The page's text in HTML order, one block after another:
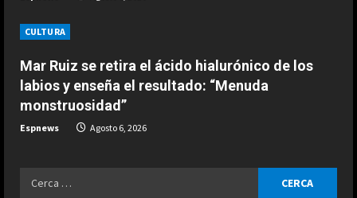
CULTURA
Mar Ruiz se retira el ácido hialurónico de los
labios y enseña el resultado: “Menuda
monstruosidad”
Espnews Agosto 6, 2026
Ricerca
Agosto 7, 2026
ESPAÑA
Dura reflexión de Briatore sobre
Aston Martin: “Tienen al mejor